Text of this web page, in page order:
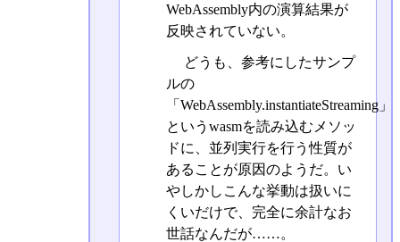
WebAssembly内の演算結果が
反映されていない。
どうも、参考にしたサンプ
ルの
「WebAssembly.instantiateStreaming」
というwasmを読み込むメソッ
ドに、並列実行を行う性質が
あることが原因のようだ。い
やしかしこんな挙動は扱いに
くいだけで、完全に余計なお
世話なんだが……。